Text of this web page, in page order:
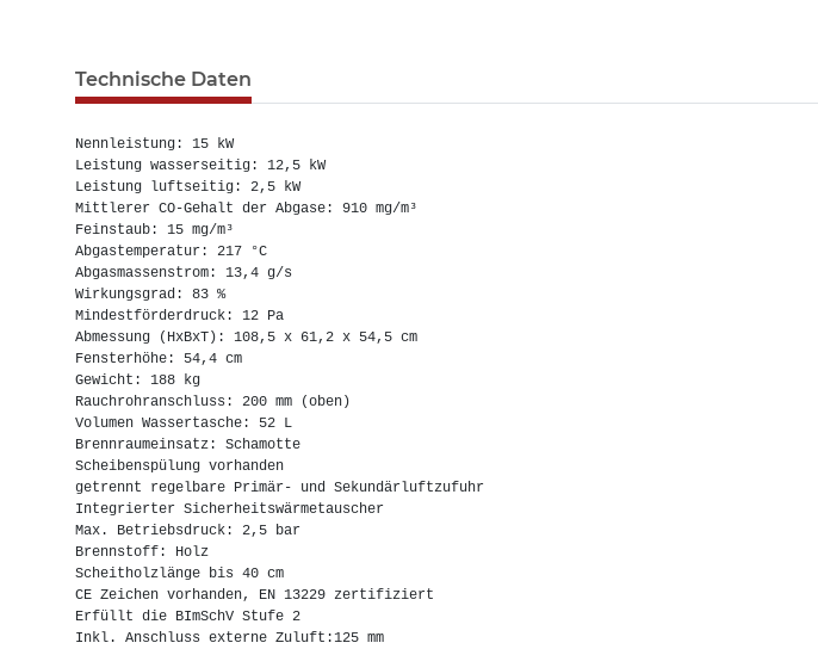
Technische Daten
Nennleistung: 15 kW
Leistung wasserseitig: 12,5 kW
Leistung luftseitig: 2,5 kW
Mittlerer CO-Gehalt der Abgase: 910 mg/m³
Feinstaub: 15 mg/m³
Abgastemperatur: 217 °C
Abgasmassenstrom: 13,4 g/s
Wirkungsgrad: 83 %
Mindestförderdruck: 12 Pa
Abmessung (HxBxT): 108,5 x 61,2 x 54,5 cm
Fensterhöhe: 54,4 cm
Gewicht: 188 kg
Rauchrohranschluss: 200 mm (oben)
Volumen Wassertasche: 52 L
Brennraumeinsatz: Schamotte
Scheibenspülung vorhanden
getrennt regelbare Primär- und Sekundärluftzufuhr
Integrierter Sicherheitswärmetauscher
Max. Betriebsdruck: 2,5 bar
Brennstoff: Holz
Scheitholzlänge bis 40 cm
CE Zeichen vorhanden, EN 13229 zertifiziert
Erfüllt die BImSchV Stufe 2
Inkl. Anschluss externe Zuluft:125 mm